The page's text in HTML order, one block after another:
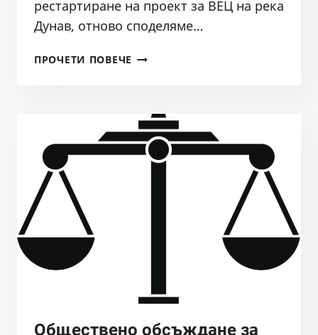
рестартиране на проект за ВЕЦ на река
Дунав, отново споделяме…
ПРОЧЕТИ ПОВЕЧЕ РИСКОВЕ
ХИДРОЕНЕРГИЙНИ
КОМПЛЕКСИ
В
Обществено обсъждане за